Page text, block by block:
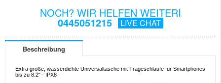
NOCH? WIR HELFEN WEITERI
0445051215 LIVE CHAT
Beschreibung
Extra große, wasserdichte Universaltasche mit Trageschlaufe für Smartphones
bis zu 8.2" - IPX8